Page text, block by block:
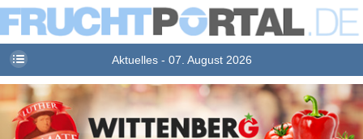
Aktuelles - 07. August 2026